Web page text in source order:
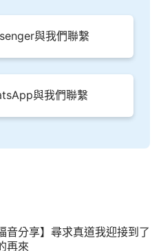
同程度地回歸我國，因着
都看到了『駕着白雲的聖
擋我的都滅亡，而在地所
其表現而存在地上，受衆
成，讓所有的人都親眼目
而是在末世重歸的、結束
與我們聯繫
與我們聯繫
音分享】尋求真道我迎接到了
再來